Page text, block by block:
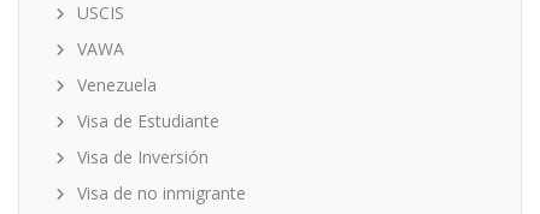
USCIS
VAWA
Venezuela
Visa de Estudiante
Visa de Inversión
Visa de no inmigrante